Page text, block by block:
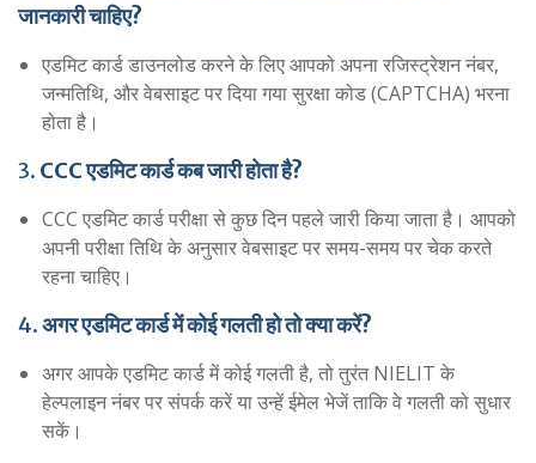
जानकारी चाहिए?
एडमिट कार्ड डाउनलोड करने के लिए आपको अपना रजिस्ट्रेशन नंबर,
जन्मतिथि, और वेबसाइट पर दिया गया सुरक्षा कोड (CAPTCHA) भरना
होता है।
3. CCC एडमिट कार्ड कब जारी होता है?
CCC एडमिट कार्ड परीक्षा से कुछ दिन पहले जारी किया जाता है। आपको
अपनी परीक्षा तिथि के अनुसार वेबसाइट पर समय-समय पर चेक करते
रहना चाहिए।
4.अगर एडमिट कार्ड में कोई गलती हो तो क्या करें?
अगर आपके एडमिट कार्ड में कोई गलती है, तो तुरंत NIELIT के
हेल्पलाइन नंबर पर संपर्क करें या उन्हें ईमेल भेजें ताकि वे गलती को सुधार
सकें।